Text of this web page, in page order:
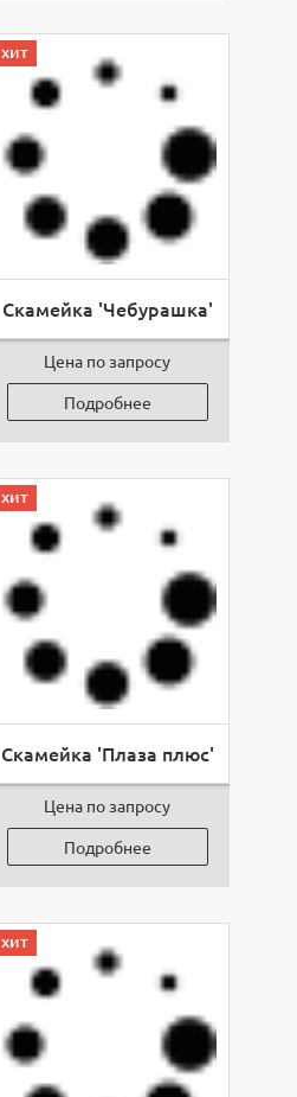
хит
Скамейка 'Чебурашка'
Цена по запросу
Подробнее
хит
Скамейка 'Плаза плюс'
Цена по запросу
Подробнее
хит